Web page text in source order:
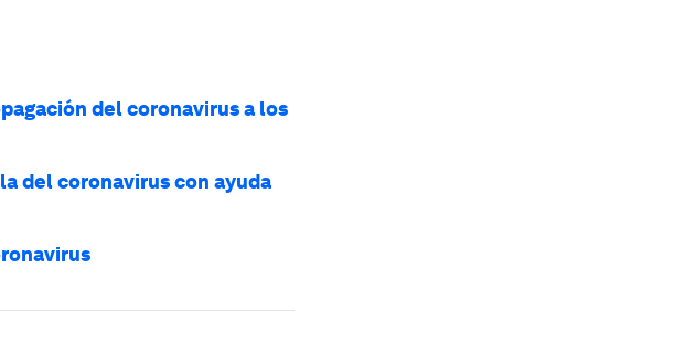
del coronavirus a los
del coronavirus con ayuda